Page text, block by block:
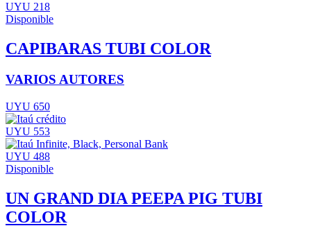
UYU 218
Disponible
CAPIBARAS TUBI COLOR
VARIOS AUTORES
UYU 650
UYU 553
UYU 488
Disponible
UN GRAND DIA PEEPA PIG TUBI
COLOR